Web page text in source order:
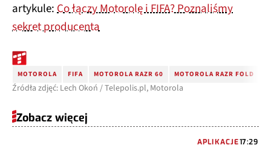
artykule:Co łączy Motorolę i FIFA? Poznaliśmy
sekret producenta
MOTOROLA FIFA MOTOROLA RAZR 60 MOTOROLA RAZR FOLD
Źródła zdjęć: Lech Okoń / Telepolis.pl, Motorola
Zobacz więcej
APLIKACJE17:29